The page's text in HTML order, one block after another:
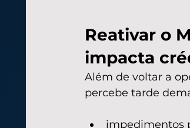
Reativar o
impacta
Além de voltar a
percebe tarde
impedimentos